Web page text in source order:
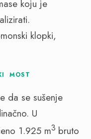
koju je
klopki,
MOST
da se sušenje
U
1.925 m3 bruto